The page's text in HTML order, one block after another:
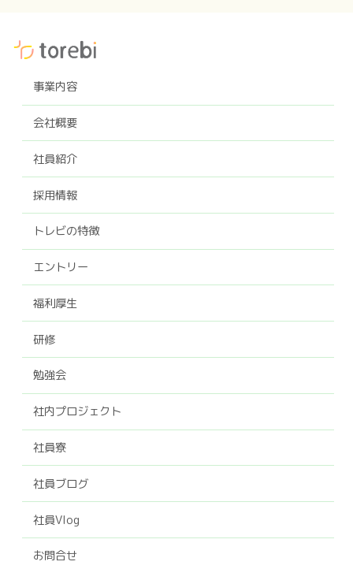
事業内容
会社概要
社員紹介
採用情報
トレビの特徴
エントリー
福利厚生
研修
勉強会
社内プロジェクト
社員寮
社員ブログ
社員Vlog
お問合せ